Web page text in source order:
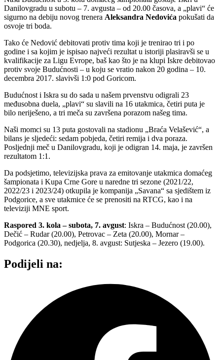
Danilovgradu u subotu – 7. avgusta – od 20.00 časova, a „plavi“ će
sigurno na debiju novog trenera Aleksandra Nedovića pokušati da
osvoje tri boda.
Tako će Nedović debitovati protiv tima koji je trenirao tri i po
godine i sa kojim je ispisao najveći rezultat u istoriji plasiravši se u
kvalifikacije za Ligu Evrope, baš kao što je na klupi Iskre debitovao
protiv svoje Budućnosti – u koju se vratio nakon 20 godina – 10.
decembra 2017. slavivši 1:0 pod Goricom.
Budućnost i Iskra su do sada u našem prvenstvu odigrali 23
međusobna duela, „plavi“ su slavili na 16 utakmica, četiri puta je
bilo neriješeno, a tri meča su završena porazom našeg tima.
Naši momci su 13 puta gostovali na stadionu „Braća Velašević“, a
bilans je sljedeći: sedam pobjeda, četiri remija i dva poraza.
Posljednji meč u Danilovgradu, koji je odigran 14. maja, je završen
rezultatom 1:1.
Da podsjetimo, televizijska prava za emitovanje utakmica domaćeg
šampionata i Kupa Crne Gore u naredne tri sezone (2021/22,
2022/23 i 2023/24) otkupila je kompanija „Savana“ sa sjedištem iz
Podgorice, a sve utakmice će se prenositi na RTCG, kao i na
televiziji MNE sport.
Raspored 3. kola – subota, 7. avgust: Iskra – Budućnost (20.00),
Dečić – Rudar (20.00), Petrovac – Zeta (20.00), Mornar –
Podgorica (20.30), nedjelja, 8. avgust: Sutjeska – Jezero (19.00).
Podijeli na: